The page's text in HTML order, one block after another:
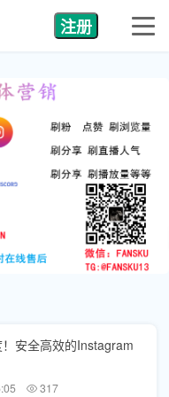
注册
安全高效的Instagram
317